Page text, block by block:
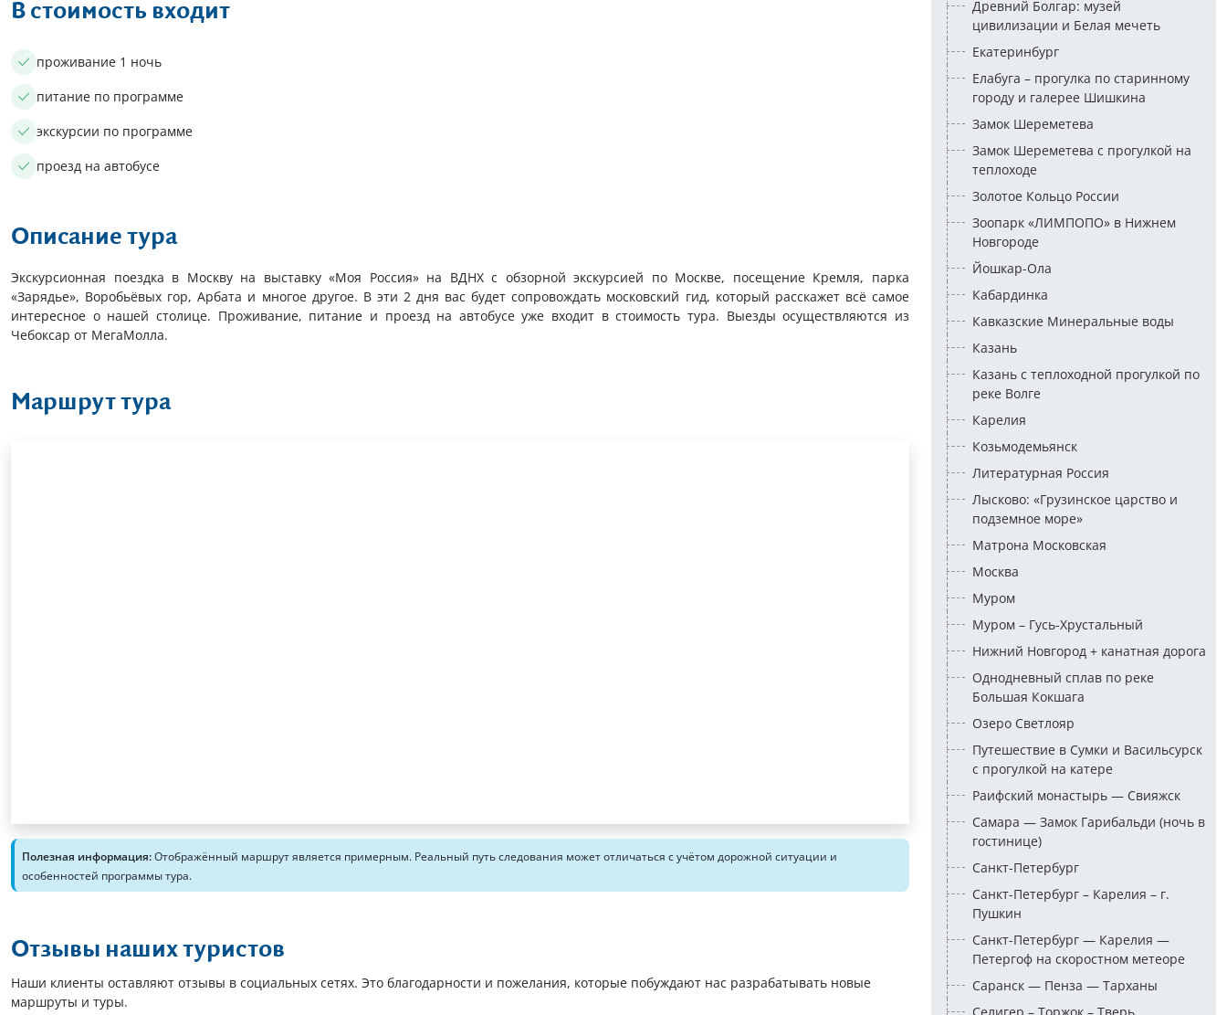
В стоимость входит
проживание 1 ночь
питание по программе
экскурсии по программе
проезд на автобусе
Описание тура
Экскурсионная поездка в Москву на выставку «Моя Россия» на ВДНХ с обзорной экскурсией по Москве, посещение Кремля, парка
«Зарядье», Воробьёвых гор, Арбата и многое другое. В эти 2 дня вас будет сопровождать московский гид, который расскажет всё самое
интересное о нашей столице. Проживание, питание и проезд на автобусе уже входит в стоимость тура. Выезды осуществляются из
Чебоксар от МегаМолла.
Маршрут тура
Полезная информация:Отображённый маршрут является примерным. Реальный путь следования может отличаться с учётом дорожной ситуации и
особенностей программы тура.
Отзывы наших туристов
Наши клиенты оставляют отзывы в социальных сетях. Это благодарности и пожелания, которые побуждают нас разрабатывать новые
маршруты и туры.
Древний Болгар: музей
цивилизации и Белая мечеть
Екатеринбург
Елабуга – прогулка по старинному
городу и галерее Шишкина
Замок Шереметева
Замок Шереметева с прогулкой на
теплоходе
Золотое Кольцо России
Зоопарк «ЛИМПОПО» в Нижнем
Новгороде
Йошкар-Ола
Кабардинка
Кавказские Минеральные воды
Казань
Казань с теплоходной прогулкой по
реке Волге
Карелия
Козьмодемьянск
Литературная Россия
Лысково: «Грузинское царство и
подземное море»
Матрона Московская
Москва
Муром
Муром – Гусь-Хрустальный
Нижний Новгород + канатная дорога
Однодневный сплав по реке
Большая Кокшага
Озеро Светлояр
Путешествие в Сумки и Васильсурск
с прогулкой на катере
Раифский монастырь — Свияжск
Самара — Замок Гарибальди (ночь в
гостинице)
Санкт-Петербург
Санкт-Петербург – Карелия – г.
Пушкин
Санкт-Петербург — Карелия —
Петергоф на скоростном метеоре
Саранск — Пенза — Тарханы